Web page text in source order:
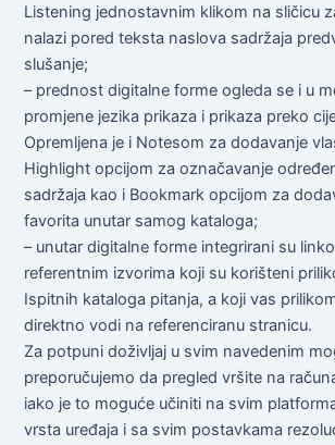
Listening jednostavnim klikom na sličicu
nalazi pored teksta naslova sadržaja
slušanje;
– prednost digitalne forme ogleda se i u
promjene jezika prikaza i prikaza preko
Opremljena je i Notesom za dodavanje
Highlight opcijom za označavanje
sadržaja kao i Bookmark opcijom za
favorita unutar samog kataloga;
– unutar digitalne forme integrirani su
referentnim izvorima koji su korišteni
Ispitnih kataloga pitanja, a koji vas
direktno vodi na referenciranu stranicu.
Za potpuni doživljaj u svim navedenim
preporučujemo da pregled vršite na
iako je to moguće učiniti na svim
vrsta uređaja i sa svim postavkama